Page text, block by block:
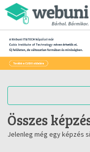
Összes
Jelenleg még egy képzés